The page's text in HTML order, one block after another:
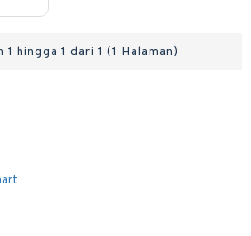
1 hingga 1 dari 1 (1 Halaman)